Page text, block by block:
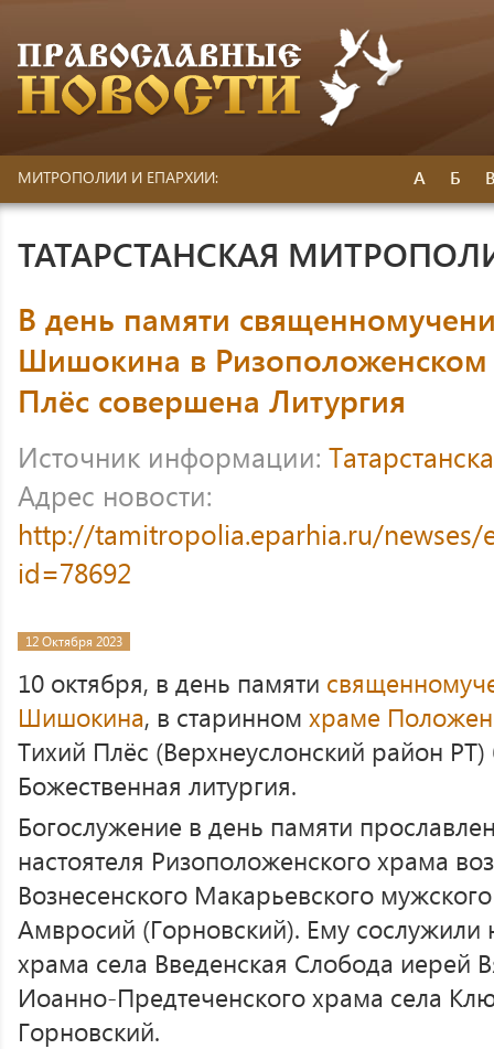
МИТРОПОЛИИ И ЕПАРХИИ: А Б
ТАТАРСТАНСКАЯ
В день памяти
Шишокина в Ризоположенском
Плёс совершена Литургия
Источник информации:
Адрес новости:
http://tamitropolia.eparhia.ru/newses/
id=78692
12 Октября 2023
10 октября, в день памяти
Шишокина, в старинном храме
Тихий Плёс (Верхнеуслонский район
Божественная литургия.
Богослужение в день памяти
настоятеля Ризоположенского храма
Вознесенского Макарьевского
Амвросий (Горновский). Ему сослужили
храма села Введенская Слобода иерей
Иоанно-Предтеченского храма села
Горновский.